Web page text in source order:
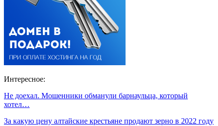
Интересное:
Не доехал. Мошенники обманули барнаульца, который
хотел…
За какую цену алтайские крестьяне продают зерно в 2022 году